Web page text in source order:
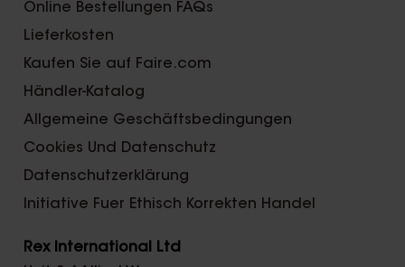
Online Bestellungen FAQs
Lieferkosten
Kaufen Sie auf Faire.com
Händler-Katalog
Allgemeine Geschäftsbedingungen
Cookies Und Datenschutz
Datenschutzerklärung
Initiative Fuer Ethisch Korrekten Handel
Rex International Ltd